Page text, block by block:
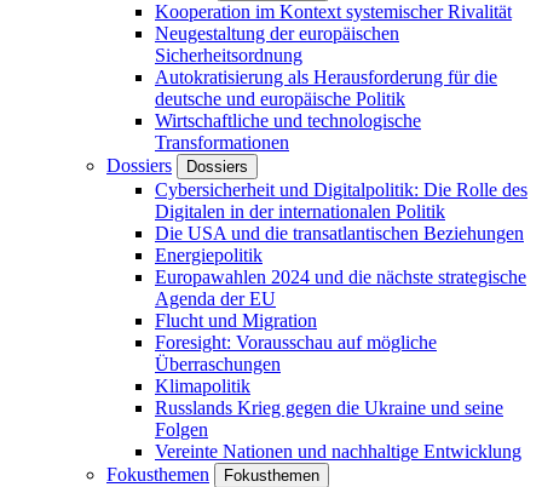
Kooperation im Kontext systemischer Rivalität
Neugestaltung der europäischen
Sicherheitsordnung
Autokratisierung als Herausforderung für die
deutsche und europäische Politik
Wirtschaftliche und technologische
Transformationen
Dossiers
Dossiers
Cybersicherheit und Digitalpolitik: Die Rolle des
Digitalen in der internationalen Politik
Die USA und die transatlantischen Beziehungen
Energiepolitik
Europawahlen 2024 und die nächste strategische
Agenda der EU
Flucht und Migration
Foresight: Vorausschau auf mögliche
Überraschungen
Klimapolitik
Russlands Krieg gegen die Ukraine und seine
Folgen
Vereinte Nationen und nachhaltige Entwicklung
Fokusthemen
Fokusthemen